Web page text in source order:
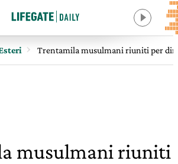
Trentamila musulmani riuniti per
musulmani riuniti